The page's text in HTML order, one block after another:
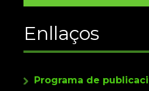
Enllaços
Programa de